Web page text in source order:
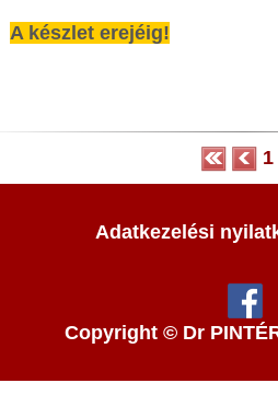
A készlet erejéig!
1
Adatkezelési
Copyright © Dr